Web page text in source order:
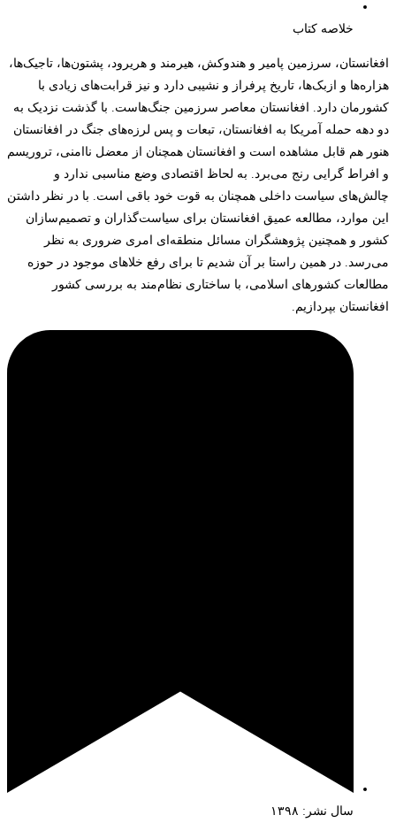
خلاصه کتاب
افغانستان، سرزمین پامیر و هندوکش، هیرمند و هریرود، پشتون‌ها، تاجیک‌ها،
هزاره‌ها و ازبک‌ها، تاریخ پرفراز و نشیبی دارد و نیز قرابت‌های زیادی با
کشورمان دارد. افغانستان معاصر سرزمین جنگ‌هاست. با گذشت نزدیک به
دو دهه حمله آمریکا به افغانستان، تبعات و پس لرزه‌های جنگ در افغانستان
هنور هم قابل مشاهده است و افغانستان همچنان از معضل ناامنی، تروریسم
و افراط گرایی رنج می‌برد. به لحاظ اقتصادی وضع مناسبی ندارد و
چالش‌های سیاست داخلی همچنان به قوت خود باقی است. با در نظر داشتن
این موارد، مطالعه عمیق افغانستان برای سیاست‌گذاران و تصمیم‌سازان
کشور و همچنین پژوهشگران مسائل منطقه‌ای امری ضروری به نظر
می‌رسد. در همین راستا بر آن شدیم تا برای رفع خلاهای موجود در حوزه
مطالعات کشورهای اسلامی، با ساختاری نظام‌مند به بررسی کشور
افغانستان بپردازیم.
سال نشر:‌ ۱۳۹۸